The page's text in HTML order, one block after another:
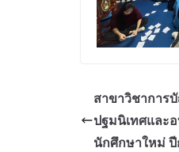
สาขาวิชาการ
ปฐมนิเทศและ
นักศึกษาใหม่